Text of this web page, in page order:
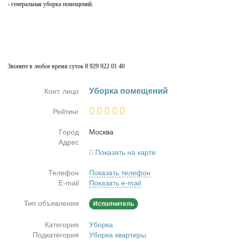
- генеральная уборка помещений.
Звоните в любое время суток 8 929 922 01 40
Конт. лицо Убор­ка по­ме­ще­ний
Рейтинг
Город
Москва
Адрес
Показать на карте
Телефон
Показать телефон
E-mail
Показать e-mail
Тип объявления Исполнитель
Категория
Уборка
Подкатегория
Уборка квартиры